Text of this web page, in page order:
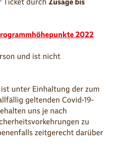
2022
und ist nicht
unter Einhaltung der zum
geltenden Covid-19-
uns je nach
zu
zeitgerecht darüber